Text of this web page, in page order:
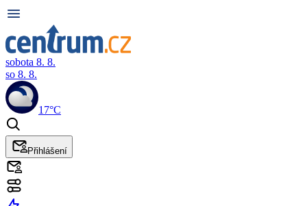
sobota 8. 8.
so 8. 8.
17°C
Přihlášení